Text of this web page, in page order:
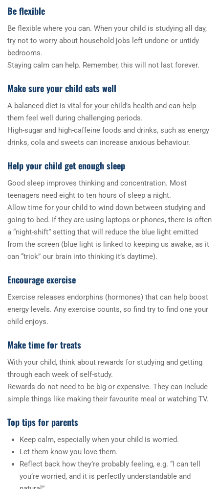
Be flexible
Be flexible where you can. When your child is studying all day,
try not to worry about household jobs left undone or untidy
bedrooms.
Staying calm can help. Remember, this will not last forever.
Make sure your child eats well
A balanced diet is vital for your child’s health and can help
them feel well during challenging periods.
High-sugar and high-caffeine foods and drinks, such as energy
drinks, cola and sweets can increase anxious behaviour.
Help your child get enough sleep
Good sleep improves thinking and concentration. Most
teenagers need eight to ten hours of sleep a night.
Allow time for your child to wind down between studying and
going to bed. If they are using laptops or phones, there is often
a “night-shift” setting that will reduce the blue light emitted
from the screen (blue light is linked to keeping us awake, as it
can “trick” our brain into thinking it’s daytime).
Encourage exercise
Exercise releases endorphins (hormones) that can help boost
energy levels. Any exercise counts, so find try to find one your
child enjoys.
Make time for treats
With your child, think about rewards for studying and getting
through each week of self-study.
Rewards do not need to be big or expensive. They can include
simple things like making their favourite meal or watching TV.
Top tips for parents
Keep calm, especially when your child is worried.
Let them know you love them.
Reflect back how they’re probably feeling, e.g. “I can tell
you’re worried, and it is perfectly understandable and